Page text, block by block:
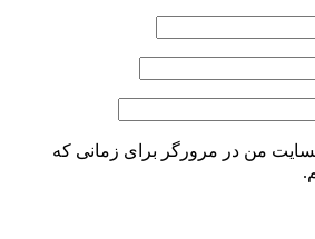
من در مرورگر برای زمانی که